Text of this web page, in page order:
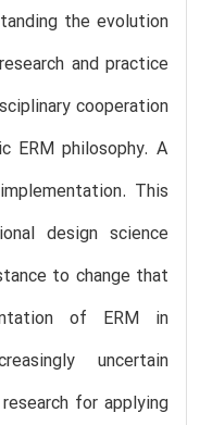
the evolution
and practice
cooperation
ERM philosophy. A
This
design science
to change that
of ERM in
uncertain
for applying